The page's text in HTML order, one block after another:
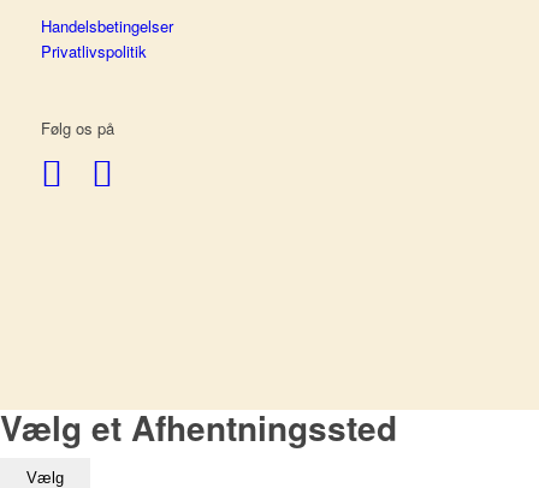
Handelsbetingelser
Privatlivspolitik
Følg os på
Vælg et Afhentningssted
Vælg